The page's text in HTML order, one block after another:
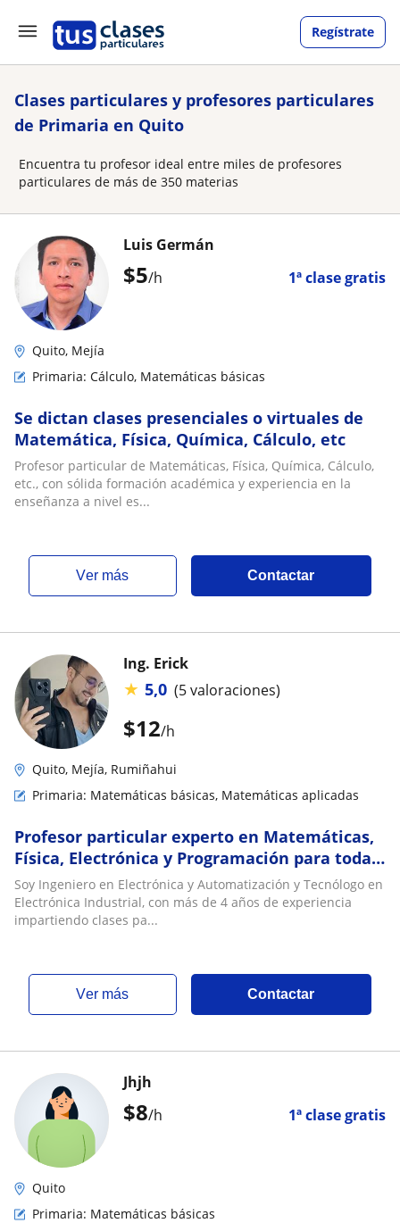
Regístrate
Clases particulares y profesores particulares
de Primaria en Quito
Encuentra tu profesor ideal entre miles de profesores
particulares de más de 350 materias
$5/h 1ª clase gratis
Luis Germán
Quito, Mejía
Primaria: Cálculo, Matemáticas básicas
Se dictan clases presenciales o virtuales de
Matemática, Física, Química, Cálculo, etc
Profesor particular de Matemáticas, Física, Química, Cálculo,
etc., con sólida formación académica y experiencia en la
enseñanza a nivel es...
ver más Contactar
$12/h
Ing. Erick
★ 5,0 (5 valoraciones)
Quito, Mejía, Rumiñahui
Primaria: Matemáticas básicas, Matemáticas aplicadas
Profesor particular experto en Matemáticas,
Física, Electrónica y Programación para todas
las edades
Soy Ingeniero en Electrónica y Automatización y Tecnólogo en
Electrónica Industrial, con más de 4 años de experiencia
impartiendo clases pa...
ver más Contactar
$8/h 1ª clase gratis
Jhjh
Quito
Primaria: Matemáticas básicas